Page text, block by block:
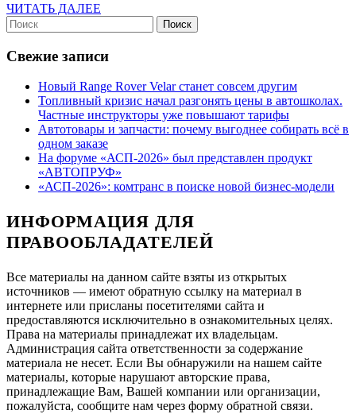
Тест
ЧИТАТЬ ДАЛЕЕ
Найти:
Свежие записи
Новый Range Rover Velar станет совсем другим
Топливный кризис начал разгонять цены в автошколах.
Частные инструкторы уже повышают тарифы
Автотовары и запчасти: почему выгоднее собирать всё в
одном заказе
На форуме «АСП-2026» был представлен продукт
«АВТОПРУФ»
«АСП-2026»: комтранс в поиске новой бизнес-модели
ИНФОРМАЦИЯ ДЛЯ
ПРАВООБЛАДАТЕЛЕЙ
Все материалы на данном сайте взяты из открытых
источников — имеют обратную ссылку на материал в
интернете или присланы посетителями сайта и
предоставляются исключительно в ознакомительных целях.
Права на материалы принадлежат их владельцам.
Администрация сайта ответственности за содержание
материала не несет. Если Вы обнаружили на нашем сайте
материалы, которые нарушают авторские права,
принадлежащие Вам, Вашей компании или организации,
пожалуйста, сообщите нам через форму обратной связи.